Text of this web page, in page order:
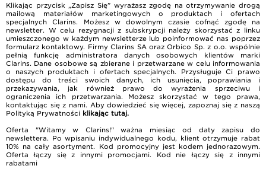
Klikając przycisk „Zapisz Się” wyrażasz zgodę na otrzymywanie drogą
mailową materiałów marketingowych o produktach i ofertach
specjalnych Clarins. Możesz w dowolnym czasie cofnąć zgodę na
newsletter. W celu rezygnacji z subskrypcji należy skorzystać z linku
umieszczonego w każdym newsletterze lub poinformować nas poprzez
formularz kontaktowy. Firmy Clarins SA oraz Orbico Sp. z o.o. wspólnie
pełnią funkcję administratora danych osobowych klientów marki
Clarins. Dane osobowe są zbierane i przetwarzane w celu informowania
o naszych produktach i ofertach specjalnych. Przysługuje Ci prawo
dostępu do treści swoich danych, ich usunięcia, poprawiania i
przekazywania, jak również prawo do wyrażenia sprzeciwu i
ograniczenia ich przetwarzania. Możesz skorzystać w tego prawa,
kontaktując się z nami. Aby dowiedzieć się więcej, zapoznaj się z naszą
Polityką Prywatności klikając tutaj.
Oferta "Witamy w Clarins!" ważna miesiąc od daty zapisu do
newslettera. Po wpisaniu indywidualnego kodu, klient otrzymuje rabat
10% na cały asortyment. Kod promocyjny jest kodem jednorazowym.
Oferta łączy się z innymi promocjami. Kod nie łączy się z innymi
rabatami